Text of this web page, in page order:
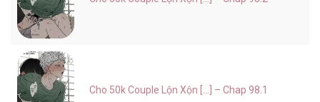
Cho 50k Couple Lộn Xộn [...] – Chap 98.1